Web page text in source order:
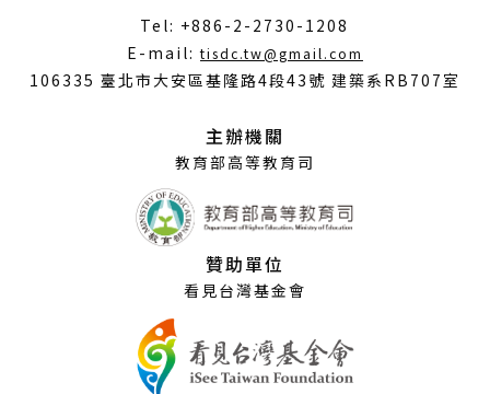
Tel: +886-2-2730-1208
E-mail:tisdc.tw@gmail.com
開
106335 臺北市大安區基隆路4段43號 建築系RB707室
主辦機關
教育部高等教育司
贊助單位
看見台灣基金會